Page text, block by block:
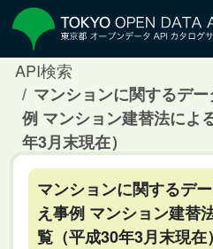
API検索
マンションに関するデ
例 マンション建替法によ
年3月末現在）
マンションに関するデ
え事例 マンション建替
覧（平成30年3月末現在）